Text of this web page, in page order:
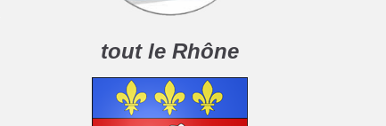
tout le Rhône